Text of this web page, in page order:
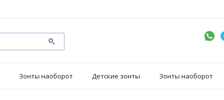
Зонты наоборот Детские зонты Зонты наоборот